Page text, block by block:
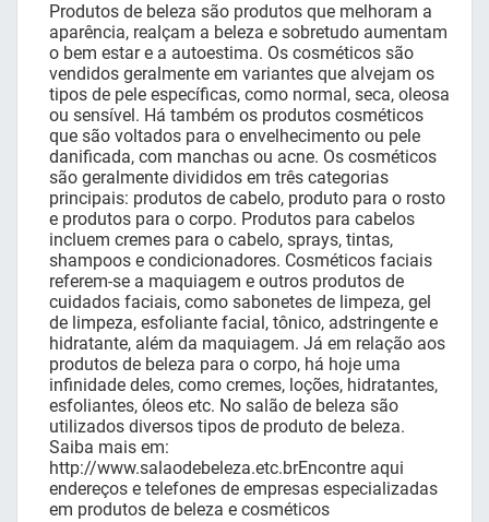
Produtos de beleza são produtos que melhoram a
aparência, realçam a beleza e sobretudo aumentam
o bem estar e a autoestima. Os cosméticos são
vendidos geralmente em variantes que alvejam os
tipos de pele específicas, como normal, seca, oleosa
ou sensível. Há também os produtos cosméticos
que são voltados para o envelhecimento ou pele
danificada, com manchas ou acne. Os cosméticos
são geralmente divididos em três categorias
principais: produtos de cabelo, produto para o rosto
e produtos para o corpo. Produtos para cabelos
incluem cremes para o cabelo, sprays, tintas,
shampoos e condicionadores. Cosméticos faciais
referem-se a maquiagem e outros produtos de
cuidados faciais, como sabonetes de limpeza, gel
de limpeza, esfoliante facial, tônico, adstringente e
hidratante, além da maquiagem. Já em relação aos
produtos de beleza para o corpo, há hoje uma
infinidade deles, como cremes, loções, hidratantes,
esfoliantes, óleos etc. No salão de beleza são
utilizados diversos tipos de produto de beleza.
Saiba mais em:
http://www.salaodebeleza.etc.brEncontre aqui
endereços e telefones de empresas especializadas
em produtos de beleza e cosméticos